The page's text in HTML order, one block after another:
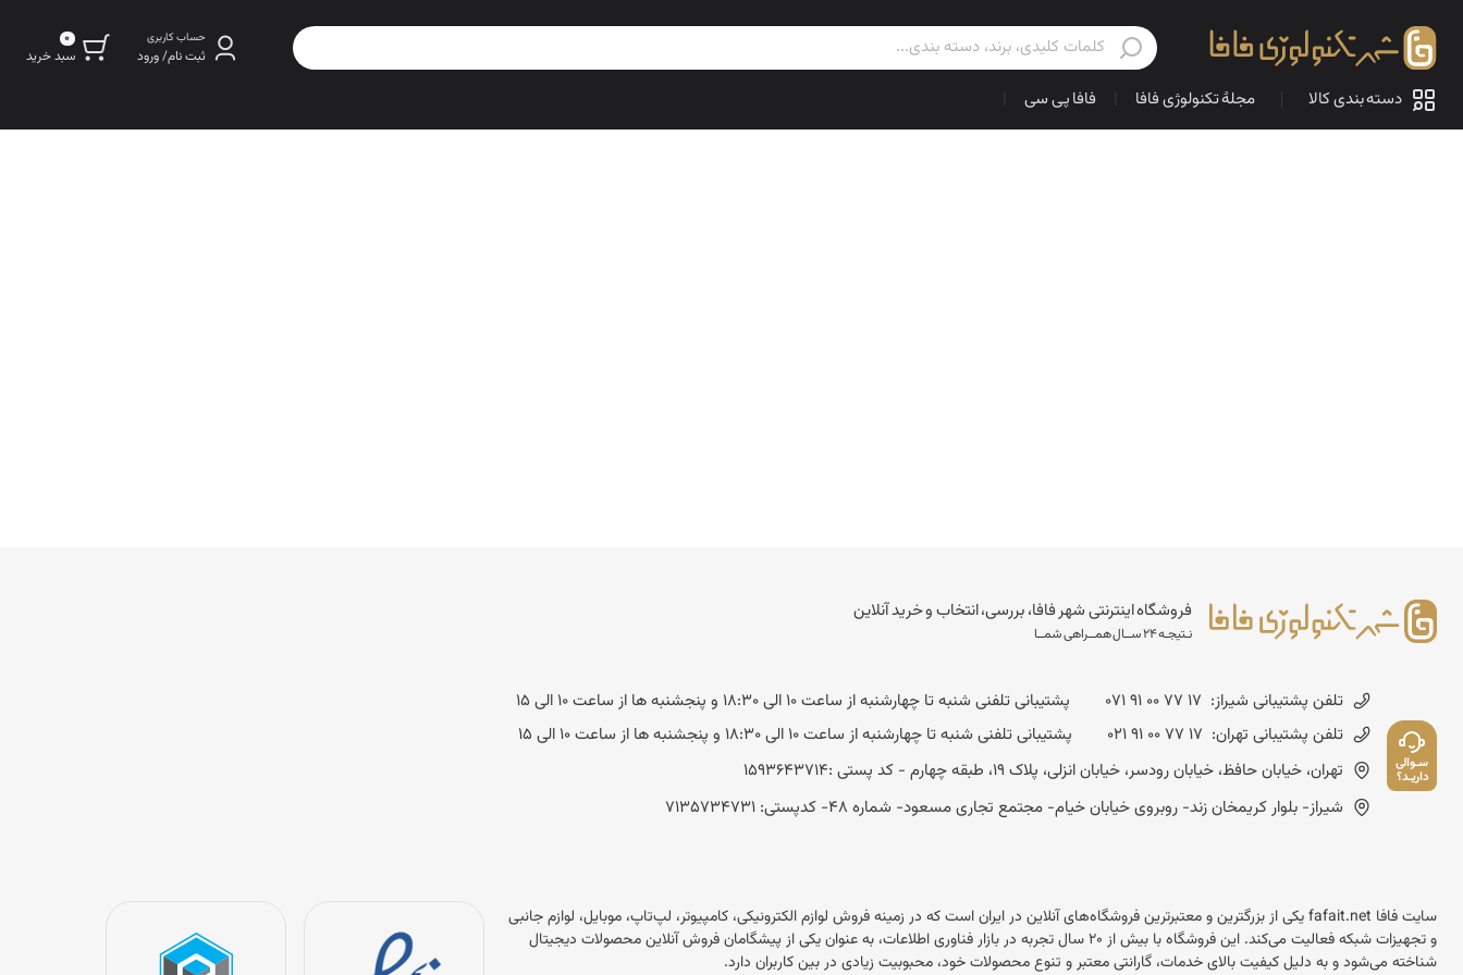
حساب کاربری
ثبت نام/ ورود
0
سبد خرید
دسته بندی کالا مجلهٔ تکنولوژی فافا فافا پی سی
فروشگاه اینترنتی شهر فافا، بررسی، انتخاب و خرید آنلاین
نـتیجـه 24 ســال همــراهی شمــا
سـوالی
داریـد؟
تلفن پشتیبانی شیراز: 071 91 00 77 17
پشتیبانی تلفنی شنبه تا چهارشنبه از ساعت 10 الی 18:30 و پنجشنبه ها از ساعت 10 الی 15
تلفن پشتیبانی تهران: 021 91 00 77 17
پشتیبانی تلفنی شنبه تا چهارشنبه از ساعت 10 الی 18:30 و پنجشنبه ها از ساعت 10 الی 15
تهران، خیابان حافظ، خیابان رودسر، خیابان انزلی، پلاک 19، طبقه چهارم - کد پستی :1593643714
شیراز- بلوار کریمخان زند- روبروی خیابان خیام- مجتمع تجاری مسعود- شماره 48- کد‌پستی: 7135734731
سایت فافا fafait.net یکی از بزرگترین و معتبرترین فروشگاه‌های آنلاین در ایران است که در زمینه فروش لوازم الکترونیکی، کامپیوتر، لپ‌تاپ، موبایل، لوازم جانبی
و تجهیزات شبکه فعالیت می‌کند. این فروشگاه با بیش از 20 سال تجربه در بازار فناوری اطلاعات، به عنوان یکی از پیشگامان فروش آنلاین محصولات دیجیتال
شناخته می‌شود و به دلیل کیفیت بالای خدمات، گارانتی معتبر و تنوع محصولات خود، محبوبیت زیادی در بین کاربران دارد.